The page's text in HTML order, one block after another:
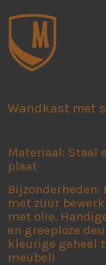
Wandkast met
Materiaal: Staal
plaat
met zuur
met olie.
en greeploze
kleurige geheel
meubel!